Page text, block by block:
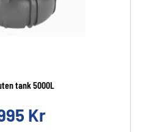
tank 5000L
Kr